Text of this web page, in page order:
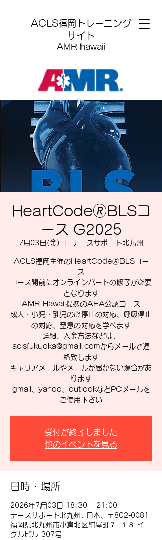
​ACLS福岡トレーニング
サイト
AMR hawaii
HeartCode🄬BLSコ
ース G2025
7月03日(金) ナースサポート北九州
ACLS福岡主催のHeartCode🄬BLSコー
ス
コース開前にオンラインパートの修了が必要
となります
AMR Hawaii提携のAHA公認コース
成人・小児・乳児の心停止の対応、呼吸停止
の対応、窒息の対応を学べます
詳細、入金方法などは、
aclsfukuoka@gmail.comからメールで連
絡致します
キャリアメールやメールが届かない場合があ
ります
gmail、yahoo、outlookなどPCメールを
ご使用下さい
受付が終了しました
他のイベントを見る
日時・場所
2026年7月03日 18:30 – 21:00
ナースサポート北九州, 日本、〒802-0081
福岡県北九州市小倉北区紺屋町７−１８ イー
グルビル 307号